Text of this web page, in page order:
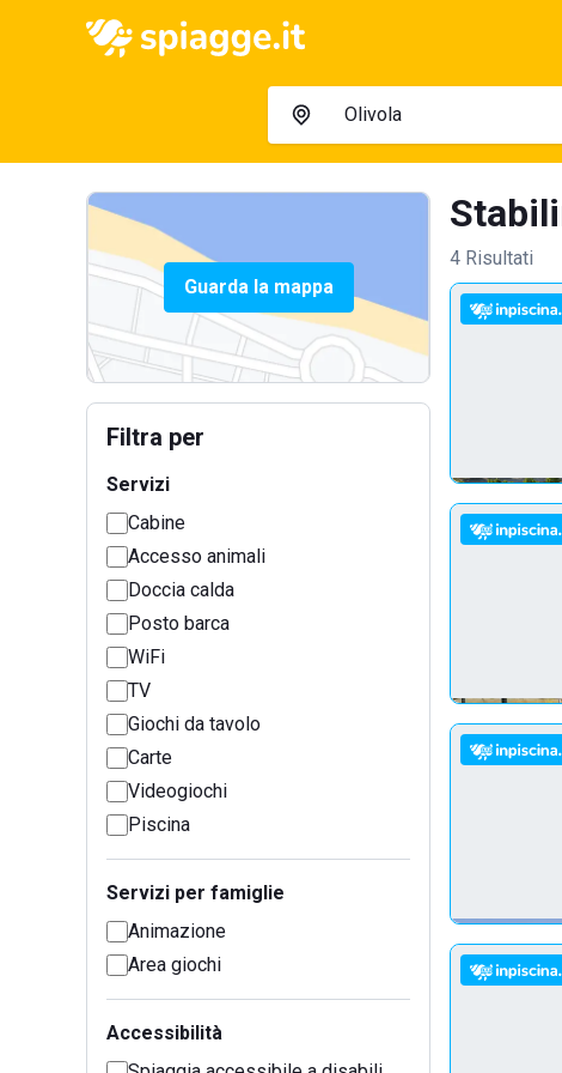
Guarda la mappa
Filtra per
Servizi
Cabine
Accesso animali
Doccia calda
Posto barca
WiFi
TV
Giochi da tavolo
Carte
Videogiochi
Piscina
Servizi per famiglie
Animazione
Area giochi
Accessibilità
4 Risultati